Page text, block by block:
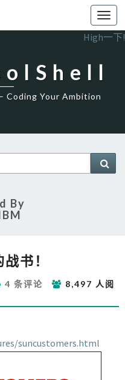
High一下!
Coding Your Ambition
By
书！
评
论
4 条评论
8,497 人阅
suncustomers.html